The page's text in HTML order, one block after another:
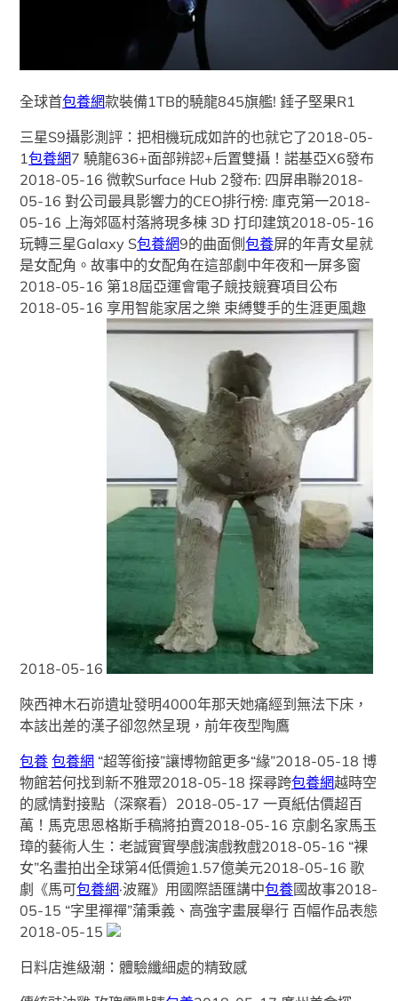
全球首包養網款裝備1TB的驍龍845旗艦! 錘子堅果R1
三星S9攝影測評：把相機玩成如許的也就它了2018-05-
1包養網7 驍龍636+面部辨認+后置雙攝！諾基亞X6發布
2018-05-16 微軟Surface Hub 2發布: 四屏串聯2018-
05-16 對公司最具影響力的CEO排行榜: 庫克第一2018-
05-16 上海郊區村落將現多棟 3D 打印建筑2018-05-16
玩轉三星Galaxy S包養網9的曲面側包養屏的年青女星就
是女配角。故事中的女配角在這部劇中年夜和一屏多窗
2018-05-16 第18屆亞運會電子競技競賽項目公布
2018-05-16 享用智能家居之樂 束縛雙手的生涯更風趣
2018-05-16
陜西神木石峁遺址發明4000年那天她痛經到無法下床，
本該出差的漢子卻忽然呈現，前年夜型陶鷹
包養 包養網 “超等銜接”讓博物館更多“緣”2018-05-18 博
物館若何找到新不雅眾2018-05-18 探尋跨包養網越時空
的感情對接點（深察看）2018-05-17 一頁紙估價超百
萬！馬克思恩格斯手稿將拍賣2018-05-16 京劇名家馬玉
璋的藝術人生：老誠實實學戲演戲教戲2018-05-16 “裸
女”名畫拍出全球第4低價逾1.57億美元2018-05-16 歌
劇《馬可包養網·波羅》用國際語匯講中包養國故事2018-
05-15 “字里禪禪”蒲秉義、高強字畫展舉行 百幅作品表態
2018-05-15
日料店進級潮：體驗纖細處的精致感